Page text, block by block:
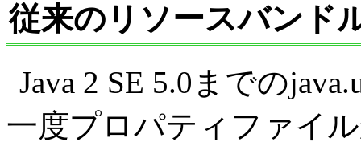
従来のリソースバンド
Java 2 SE 5.0までの
一度プロパティファイ